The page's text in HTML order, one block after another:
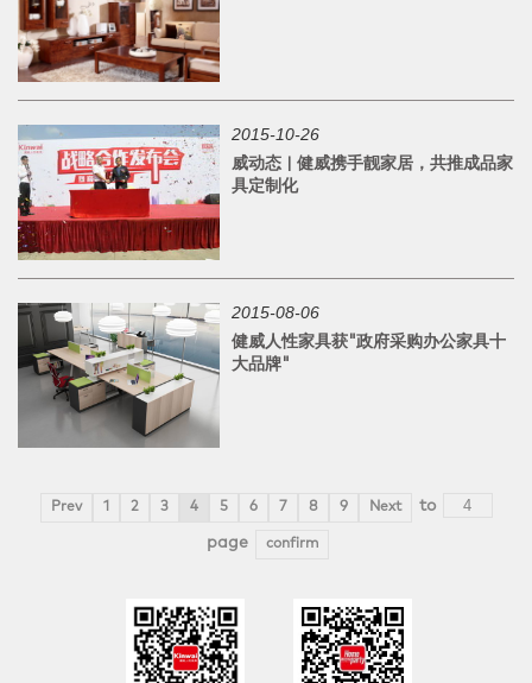
2015-10-26
威动态 | 健威携手靓家居，共推成品家
具定制化
2015-08-06
健威人性家具获"政府采购办公家具十
大品牌"
Prev 1 2 3 4 5 6 7 8 9 Next to
page confirm